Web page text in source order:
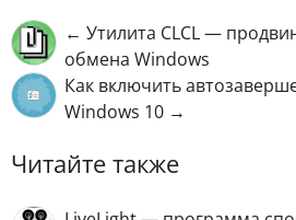
← Утилита CLCL —
обмена Windows
Как включить
Windows 10 →
Читайте также